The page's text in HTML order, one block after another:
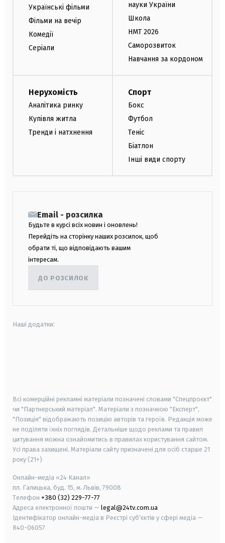
Українські фільми
Фільми на вечір
Комедії
Серіали
науки України
Школа
НМТ 2026
Саморозвиток
Навчання за кордоном
Нерухомість
Аналітика ринку
Купівля житла
Тренди і натхнення
Спорт
Бокс
Футбол
Теніс
Біатлон
Інші види спорту
Email - розсилка
Будьте в курсі всіх новин і оновлень!
Перейдіть на сторінку наших розсилок, щоб
обрати ті, що відповідають вашим
інтересам.
ДО РОЗСИЛОК
Наші додатки:
Всі комерційні рекламні матеріали позначені словами "Спецпроєкт"
чи "Партнерський матеріал". Матеріали з позначкою "Експерт",
"Позиція" відображають позицію авторів та героїв. Редакція може
не поділяти їхніх поглядів. Детальніше щодо реклами та правил
цитування можна ознайомитись в правилах користування сайтом.
Усі права захищені. Матеріали сайту призначені для осіб старше 21
року (21+)
Онлайн-медіа «24 Канал»
пл. Галицька, буд. 15, м. Львів, 79008
Телефон +380 (32) 229-77-77
Адреса електронної пошти — legal@24tv.com.ua
Ідентифікатор онлайн-медіа в Реєстрі суб'єктів у сфері медіа —
R40-06057